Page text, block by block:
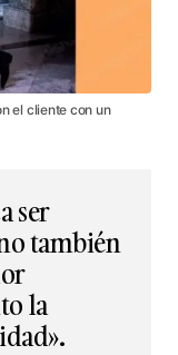
el cliente con un
ser
también
la